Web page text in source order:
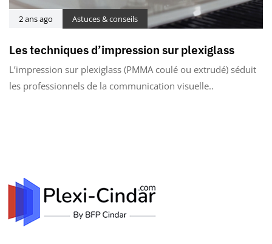
2 ans ago Astuces & conseils
Les techniques d’impression sur plexiglass
L’impression sur plexiglass (PMMA coulé ou extrudé) séduit
les professionnels de la communication visuelle..